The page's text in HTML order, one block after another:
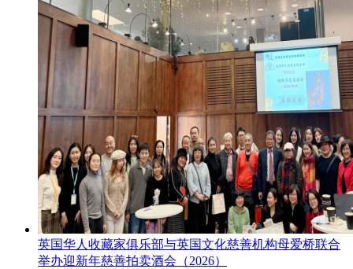
英国华人收藏家俱乐部与英国文化慈善机构母爱桥联合
举办迎新年慈善拍卖酒会（2026）